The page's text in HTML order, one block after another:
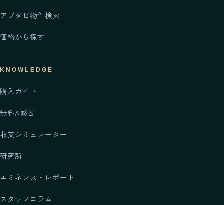
アブダビ物件検索
価格から探す
KNOWLEDGE
購入ガイド
無料AI診断
収支シミュレーター
研究所
エミネンス・レポート
スタッフコラム